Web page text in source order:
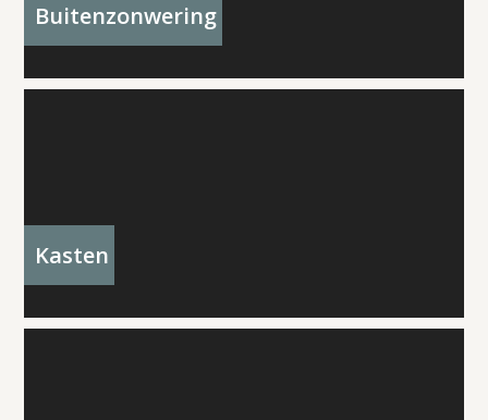
Buitenzonwering
Kasten